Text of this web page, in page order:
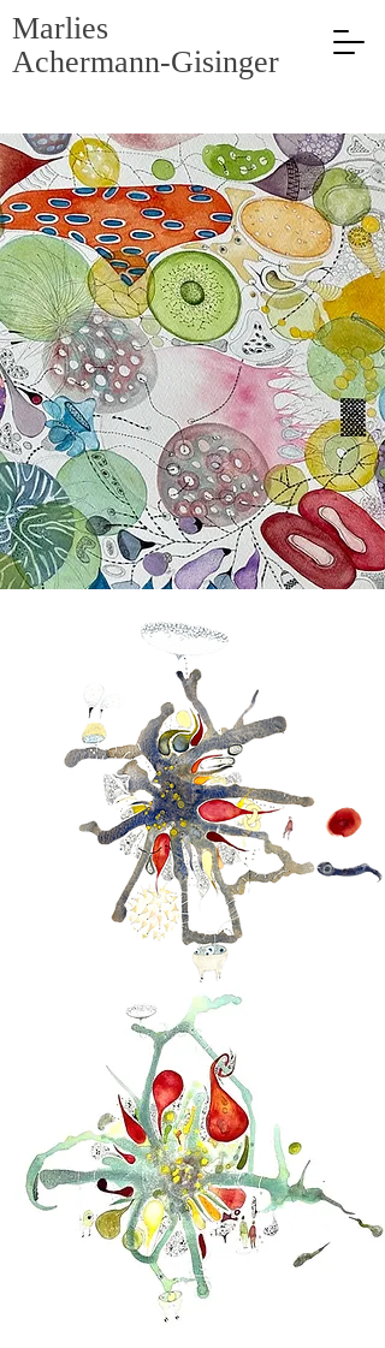
Marlies
Achermann-Gisinger